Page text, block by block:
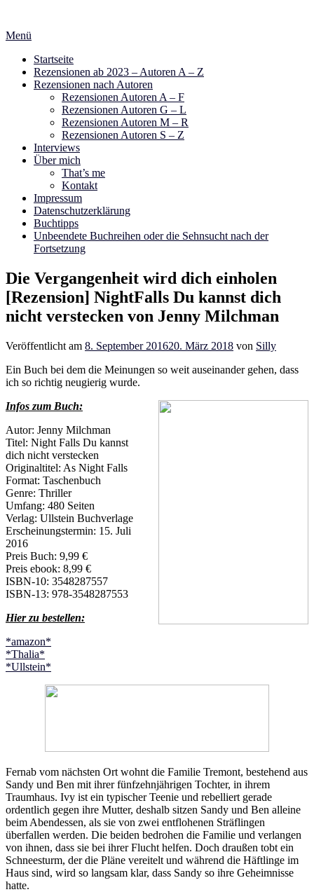
springen
Menü
Startseite
Rezensionen ab 2023 – Autoren A – Z
Rezensionen nach Autoren
Rezensionen Autoren A – F
Rezensionen Autoren G – L
Rezensionen Autoren M – R
Rezensionen Autoren S – Z
Interviews
Über mich
That’s me
Kontakt
Impressum
Datenschutzerklärung
Buchtipps
Unbeendete Buchreihen oder die Sehnsucht nach der
Fortsetzung
Die Vergangenheit wird dich einholen
[Rezension] NightFalls Du kannst dich
nicht verstecken von Jenny Milchman
Veröffentlicht am 8. September 201620. März 2018 von Silly
Ein Buch bei dem die Meinungen so weit auseinander gehen, dass
ich so richtig neugierig wurde.
Infos zum Buch:
Autor: Jenny Milchman
Titel: Night Falls Du kannst
dich nicht verstecken
Originaltitel: As Night Falls
Format: Taschenbuch
Genre: Thriller
Umfang: 480 Seiten
Verlag: Ullstein Buchverlage
Erscheinungstermin: 15. Juli
2016
Preis Buch: 9,99 €
Preis ebook: 8,99 €
ISBN-10: 3548287557
ISBN-13: 978-3548287553
Hier zu bestellen:
*amazon*
*Thalia*
*Ullstein*
Fernab vom nächsten Ort wohnt die Familie Tremont, bestehend aus
Sandy und Ben mit ihrer fünfzehnjährigen Tochter, in ihrem
Traumhaus. Ivy ist ein typischer Teenie und rebelliert gerade
ordentlich gegen ihre Mutter, deshalb sitzen Sandy und Ben alleine
beim Abendessen, als sie von zwei entflohenen Sträflingen
überfallen werden. Die beiden bedrohen die Familie und verlangen
von ihnen, dass sie bei ihrer Flucht helfen. Doch draußen tobt ein
Schneesturm, der die Pläne vereitelt und während die Häftlinge im
Haus sind, wird so langsam klar, dass Sandy so ihre Geheimnisse
hatte.